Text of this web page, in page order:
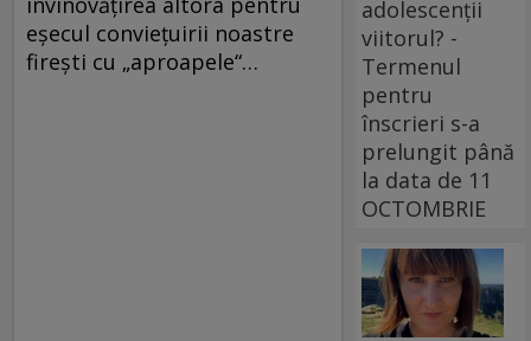
eșecul conviețuirii noastre
firești cu „aproapele“…
adolescenții
viitorul? -
Termenul
pentru
înscrieri s-a
prelungit până
la data de 11
OCTOMBRIE